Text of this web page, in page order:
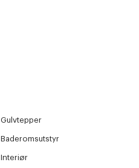
Gulvtepper
Baderomsutstyr
Interiør